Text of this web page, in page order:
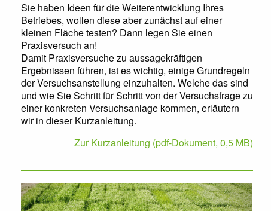
Sie haben Ideen für die Weiterentwicklung Ihres
Betriebes, wollen diese aber zunächst auf einer
kleinen Fläche testen? Dann legen Sie einen
Praxisversuch an!
Damit Praxisversuche zu aussagekräftigen
Ergebnissen führen, ist es wichtig, einige Grundregeln
der Versuchsanstellung einzuhalten. Welche das sind
und wie Sie Schritt für Schritt von der Versuchsfrage zu
einer konkreten Versuchsanlage kommen, erläutern
wir in dieser Kurzanleitung.
Zur Kurzanleitung (pdf-Dokument, 0,5 MB)